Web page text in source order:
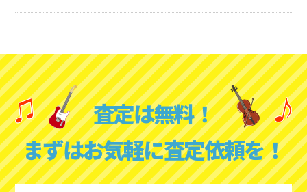
査定は無料！
まずはお気軽に査定依頼を！